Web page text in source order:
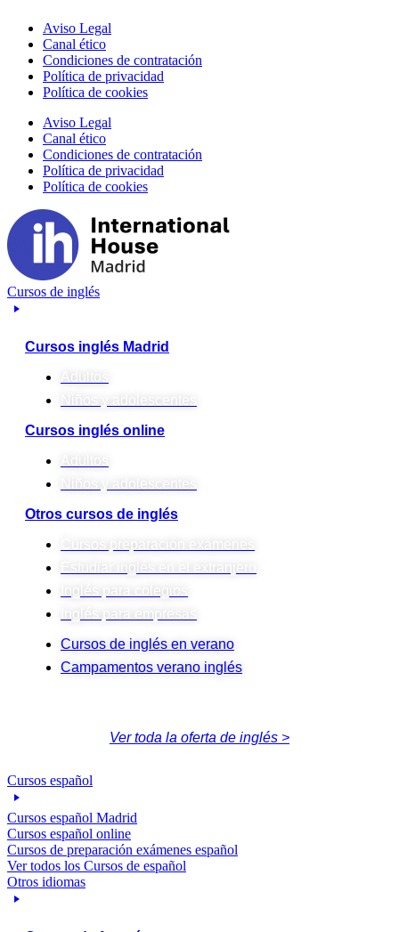
Aviso Legal
Canal ético
Condiciones de contratación
Política de privacidad
Política de cookies
Aviso Legal
Canal ético
Condiciones de contratación
Política de privacidad
Política de cookies
Cursos de inglés
Cursos inglés Madrid
Adultos
Niños y adolescentes
Cursos inglés online
Adultos
Niños y adolescentes
Otros cursos de inglés
Cursos preparación exámenes
Estudiar inglés en el extranjero
Inglés para colegios
Inglés para empresas
Cursos de inglés en verano
Campamentos verano inglés
Ver toda la oferta de inglés >
Cursos español
Cursos español Madrid
Cursos español online
Cursos de preparación exámenes español
Ver todos los Cursos de español
Otros idiomas